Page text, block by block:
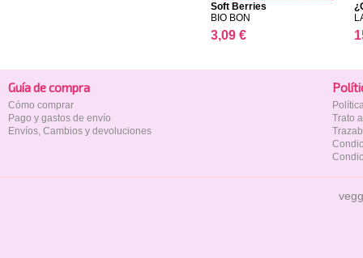
Soft Berries
BIO BON
3,09 €
Guía de compra
Cómo comprar
Pago y gastos de envío
Envíos, Cambios y devoluciones
Trato